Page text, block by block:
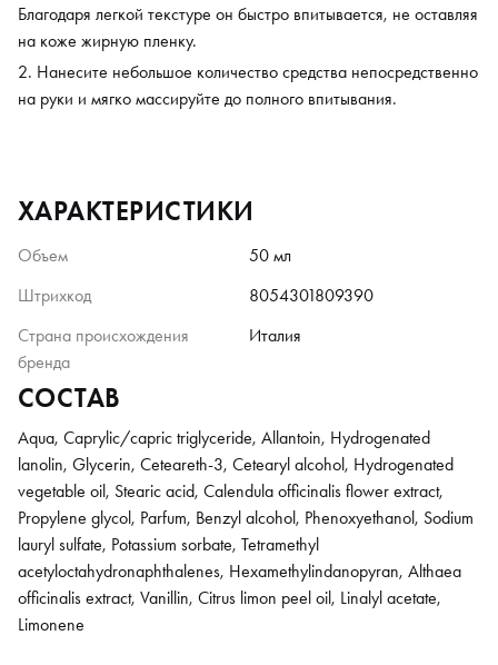
Благодаря легкой текстуре он быстро впитывается, не оставляя
на коже жирную пленку.
Нанесите небольшое количество средства непосредственно
на руки и мягко массируйте до полного впитывания.
ХАРАКТЕРИСТИКИ
Объем
50 мл
Штрихкод
8054301809390
Страна происхождения
бренда
Италия
СОСТАВ
Aqua, Caprylic/capric triglyceride, Allantoin, Hydrogenated
lanolin, Glycerin, Ceteareth-3, Cetearyl alcohol, Hydrogenated
vegetable oil, Stearic acid, Calendula officinalis flower extract,
Propylene glycol, Parfum, Benzyl alcohol, Phenoxyethanol, Sodium
lauryl sulfate, Potassium sorbate, Tetramethyl
acetyloctahydronaphthalenes, Hexamethylindanopyran, Althaea
officinalis extract, Vanillin, Citrus limon peel oil, Linalyl acetate,
Limonene